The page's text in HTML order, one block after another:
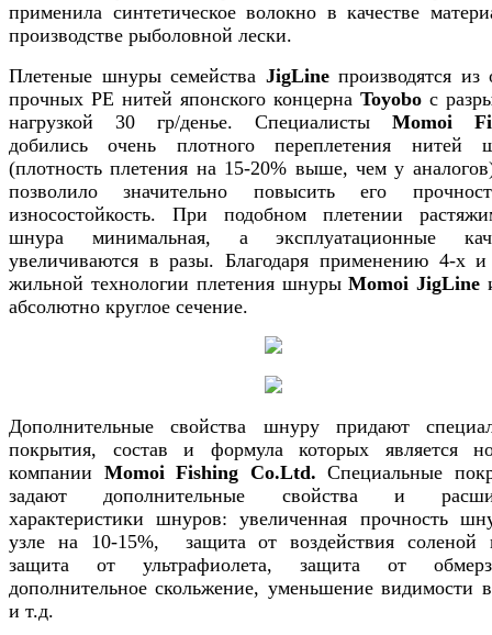
применила синтетическое волокно в качестве
производстве рыболовной лески.
Плетеные шнуры семейства JigLineпроизводятся из
прочных PE нитей японского концерна Toyobo с
нагрузкой 30 гр/денье. Специалисты Momoi
добились очень плотного переплетения нитей
(плотность плетения на 15-20% выше, чем у
позволило значительно повысить его
износостойкость. При подобном плетении
шнура минимальная, а эксплу­атационные
увеличиваются в разы. Благодаря применению 4-х
жильной технологии плетения шнурыMomoi JigLine
абсолютно круглое сечение.
Дополнительные свойства шнуру придают
покрытия, состав и формула которых является
компании Momoi Fishing Co.Ltd. Специальные
задают дополнительные свойства и
характеристики шнуров: увеличенная прочность
узле на 10-15%, защита от воздействия соленой
защита от ультрафиолета, защита от
дополнительное скольжение, уменьшение видимости
и т.д.